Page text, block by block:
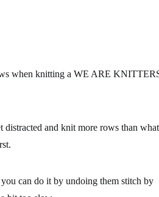
when knitting a WE ARE
distracted and knit more rows than what
can do it by undoing them stitch by